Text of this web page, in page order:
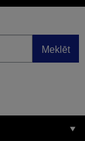
Meklēt